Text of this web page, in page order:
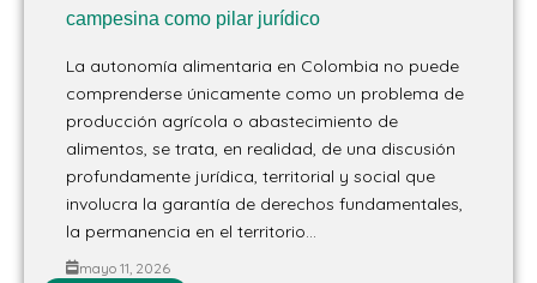
campesina como pilar jurídico
La autonomía alimentaria en Colombia no puede
comprenderse únicamente como un problema de
producción agrícola o abastecimiento de
alimentos, se trata, en realidad, de una discusión
profundamente jurídica, territorial y social que
involucra la garantía de derechos fundamentales,
la permanencia en el territorio...
mayo 11, 2026